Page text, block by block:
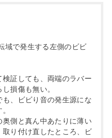
域で発生する左側のビビ
証しても、両端のラバー
損傷も無い。
、ビビり音の発生源にな
側と真ん中あたりに薄い
り付け直したところ、ビ